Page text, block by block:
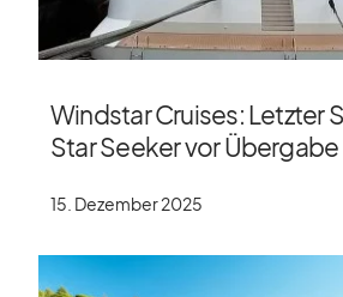
Windstar Cruises: Letzter
Star Seeker vor Übergabe
15. Dezember 2025